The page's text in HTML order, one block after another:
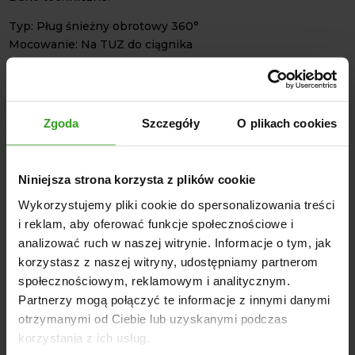
Zgoda Szczegóły O plikach cookies
Niniejsza strona korzysta z plików cookie
Wykorzystujemy pliki cookie do spersonalizowania treści
i reklam, aby oferować funkcje społecznościowe i
analizować ruch w naszej witrynie. Informacje o tym, jak
korzystasz z naszej witryny, udostępniamy partnerom
społecznościowym, reklamowym i analitycznym.
Partnerzy mogą połączyć te informacje z innymi danymi
otrzymanymi od Ciebie lub uzyskanymi podczas
korzystania z ich usług.
Typ: Pług śnieżny obrotowy 360°
Mocowanie: Na TUZ do ciągnika
Zakres obrotu: 360°
hokejami
Dodatki: Stopka w zestawie
Zastosowanie:
Pług śnieżny obrotowy 360° to idealne rozwiązanie dla
osób poszukujących wszechstronnego narzędzia do pracy
w trudnych zimowych warunkach. Dzięki wyjątkowej
budowie i innowacyjnym rozwiązaniom, sprawdza się
zarówno w rolnictwie (do formowania pryzm kukurydzy),
jak i w utrzymaniu dróg i terenów zewnętrznych
(rozpychanie śniegu). Jest to solidne i trwałe urządzenie,
które zapewnia wygodę użytkowania oraz wysoką